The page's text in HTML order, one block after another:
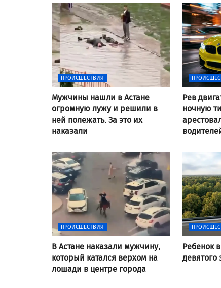
ПРОИСШЕСТВИЯ
Мужчины нашли в Астане
огромную лужу и решили в
ней полежать. За это их
наказали
Рев
ночную
ПРОИСШЕСТВИЯ
В Астане наказали мужчину,
который катался верхом на
лошади в центре города
Ребенок